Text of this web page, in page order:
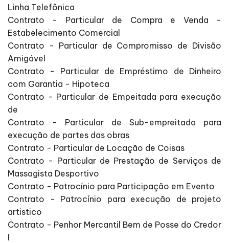
Linha Telefônica
Contrato - Particular de Compra e Venda -
Estabelecimento Comercial
Contrato - Particular de Compromisso de Divisão
Amigável
Contrato - Particular de Empréstimo de Dinheiro
com Garantia - Hipoteca
Contrato - Particular de Empeitada para execução
de
Contrato - Particular de Sub-empreitada para
execução de partes das obras
Contrato - Particular de Locação de Coisas
Contrato - Particular de Prestação de Serviços de
Massagista Desportivo
Contrato - Patrocínio para Participação em Evento
Contrato - Patrocínio para execução de projeto
artistico
Contrato - Penhor Mercantil Bem de Posse do Credor
I